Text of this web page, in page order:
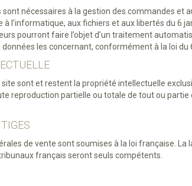
nécessaires à la gestion des commandes et
l’informatique, aux fichiers et aux libertés du 6
pourront faire l’objet d’un traitement
les concernant, conformément à la loi du
sont et restent la propriété intellectuelle
reproduction partielle ou totale de tout ou
de vente sont soumises à la loi française.
français seront seuls compétents.